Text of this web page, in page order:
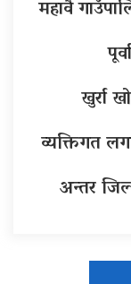
महावै
खुर्रा
व्यक्तिगत
अन्तर